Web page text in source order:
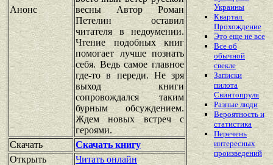
Анонс
весны Автор Роман
Петелин оставил
читателя в недоумении.
Чтение подобных книг
помогает лучше познать
себя. Ведь самое главное
где-то в переди. Не зря
выход книги
сопровождался таким
бурным обсуждением.
Ждем новых встреч с
героями.
Скачать
Скачать книгу
Открыть
Читать онлайн
Украины
Квартал.
Прохождение
Это еще не все
Все об
обычной
свекле
Записки
пилота
Свинтопруля
Разные люди
Вероятность и
статистика
Перечень
интересных
произведений